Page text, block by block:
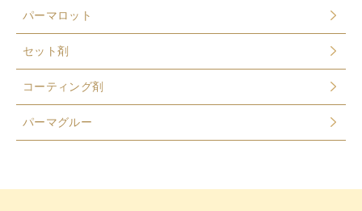
パーマロット
セット剤
コーティング剤
パーマグルー